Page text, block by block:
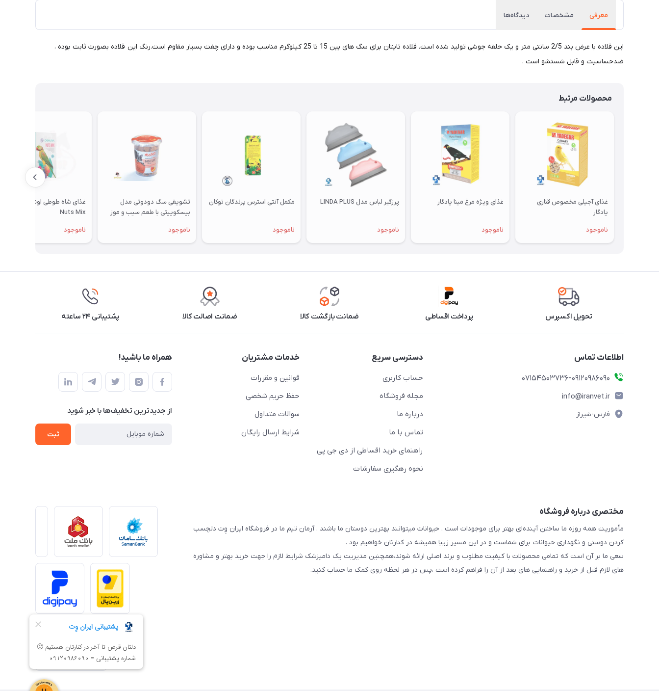
معرفی مشخصات دیدگاه‌ها
این قلاده با عرض بند 2/5 سانتی متر و یک حلقه جوشی تولید شده است. قلاده تایتان برای سگ های بین 15 تا 25 کیلوگرم مناسب بوده و دارای چفت بسیار مقاوم است.رنگ این قلاده بصورت ثابت بوده ،
ضدحساسیت و قابل شستشو است .
محصولات مرتبط
غذای آجیلی مخصوص قناری
یادگار
ناموجود
غذای ویژه مرغ مینا یادگار
ناموجود
پرزگیر لباس مدل LINDA PLUS
ناموجود
مکمل آنتی استرس پرندگان توکان
ناموجود
تشویقی سگ دودوتی مدل
بیسکوییتی با طعم سیب و موز
ناموجود
غذای شاه طوطی اوشکایا مدل
Nuts Mix
ناموجود
تحویل اکسپرس پرداخت اقساطی ضمانت بازگشت کالا ضمانت اصالت کالا پشتیبانی ۲۴ ساعته
اطلاعات تماس
07154503736-09120986090
info@iranvet.ir
فارس-شیراز
دسترسی سریع
حساب کاربری
مجله فروشگاه
درباره ما
تماس با ما
راهنمای خرید اقساطی از دی جی پی
نحوه رهگیری سفارشات
خدمات مشتریان
قوانین و مقررات
حفظ حریم شخصی
سوالات متداول
شرایط ارسال رایگان
همراه ما باشید!
از جدید‌ترین تخفیف‌ها با‌ خبر شوید
ثبت
مختصری درباره فروشگاه
مأموریت همه روزه ما ساختن آینده‌ای بهتر برای موجودات است . حیوانات میتوانند بهترین دوستان ما باشند . آرمان تیم ما در فروشگاه ایران وِت دلچسب
کردن دوستی و نگهداری حیوانات برای شماست و در این مسیر زیبا همیشه در کنارتان خواهیم بود .
سعی ما بر آن است که تمامی محصولات با کیفیت مطلوب و برند اصلی ارائه شوند،همچنین مدیریت یک دامپزشک شرایط لازم را جهت خرید بهتر و مشاوره
های لازم قبل از خرید و راهنمایی های بعد از آن را فراهم کرده است ،پس در هر لحظه روی کمک ما حساب کنید.